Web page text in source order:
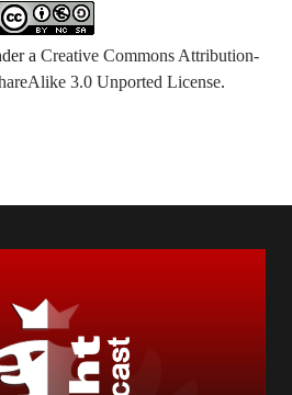
a Creative Commons Attribution-
3.0 Unported License.